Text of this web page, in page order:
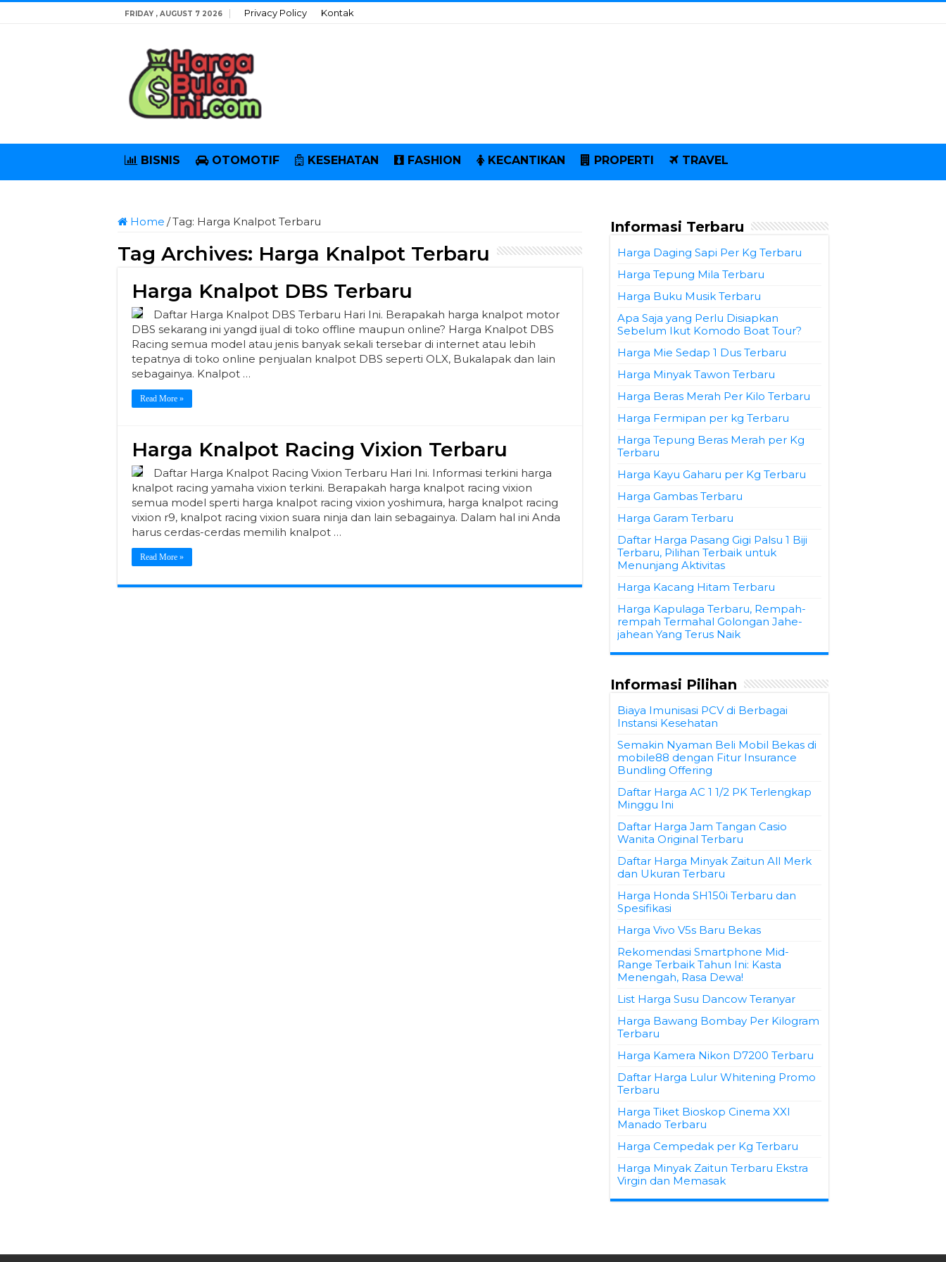
FRIDAY , AUGUST 7 2026 Privacy Policy Kontak
BISNIS OTOMOTIF KESEHATAN FASHION KECANTIKAN PROPERTI TRAVEL
Home /Tag: Harga Knalpot Terbaru
Tag Archives: Harga Knalpot Terbaru
Harga Knalpot DBS Terbaru
Daftar Harga Knalpot DBS Terbaru Hari Ini. Berapakah harga knalpot motor
DBS sekarang ini yangd ijual di toko offline maupun online? Harga Knalpot DBS
Racing semua model atau jenis banyak sekali tersebar di internet atau lebih
tepatnya di toko online penjualan knalpot DBS seperti OLX, Bukalapak dan lain
sebagainya. Knalpot …
Read More »
Harga Knalpot Racing Vixion Terbaru
Daftar Harga Knalpot Racing Vixion Terbaru Hari Ini. Informasi terkini harga
knalpot racing yamaha vixion terkini. Berapakah harga knalpot racing vixion
semua model sperti harga knalpot racing vixion yoshimura, harga knalpot racing
vixion r9, knalpot racing vixion suara ninja dan lain sebagainya. Dalam hal ini Anda
harus cerdas-cerdas memilih knalpot …
Read More »
Informasi Terbaru
Harga Daging Sapi Per Kg Terbaru
Harga Tepung Mila Terbaru
Harga Buku Musik Terbaru
Apa Saja yang Perlu Disiapkan
Sebelum Ikut Komodo Boat Tour?
Harga Mie Sedap 1 Dus Terbaru
Harga Minyak Tawon Terbaru
Harga Beras Merah Per Kilo Terbaru
Harga Fermipan per kg Terbaru
Harga Tepung Beras Merah per Kg
Terbaru
Harga Kayu Gaharu per Kg Terbaru
Harga Gambas Terbaru
Harga Garam Terbaru
Daftar Harga Pasang Gigi Palsu 1 Biji
Terbaru, Pilihan Terbaik untuk
Menunjang Aktivitas
Harga Kacang Hitam Terbaru
Harga Kapulaga Terbaru, Rempah-
rempah Termahal Golongan Jahe-
jahean Yang Terus Naik
Informasi Pilihan
Biaya Imunisasi PCV di Berbagai
Instansi Kesehatan
Semakin Nyaman Beli Mobil Bekas di
mobile88 dengan Fitur Insurance
Bundling Offering
Daftar Harga AC 1 1/2 PK Terlengkap
Minggu Ini
Daftar Harga Jam Tangan Casio
Wanita Original Terbaru
Daftar Harga Minyak Zaitun All Merk
dan Ukuran Terbaru
Harga Honda SH150i Terbaru dan
Spesifikasi
Harga Vivo V5s Baru Bekas
Rekomendasi Smartphone Mid-
Range Terbaik Tahun Ini: Kasta
Menengah, Rasa Dewa!
List Harga Susu Dancow Teranyar
Harga Bawang Bombay Per Kilogram
Terbaru
Harga Kamera Nikon D7200 Terbaru
Daftar Harga Lulur Whitening Promo
Terbaru
Harga Tiket Bioskop Cinema XXI
Manado Terbaru
Harga Cempedak per Kg Terbaru
Harga Minyak Zaitun Terbaru Ekstra
Virgin dan Memasak